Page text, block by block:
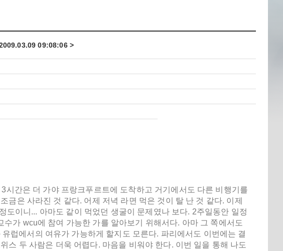
09:08:06 >
시간은 더 가야 프랑크푸르트에 도착하고 거기에서도 다른 비행기를
금은 사라진 것 같다. 어제 저녁 라면 먹은 것이 탈 난 것 같다. 이제
도이니... 아마도 같이 먹었던 생굴이 문제였나 보다. 2주일동안 일정
가 wcu에 참여 가능한 가를 알아보기 위해서다. 아마 그 쪽에서도
럽에서의 여유가 가능하게 할지도 모른다. 파리에서도 이번에는 결
스 두 사람은 더욱 어렵다. 마음을 비워야 한다. 이번 일을 통해 나도